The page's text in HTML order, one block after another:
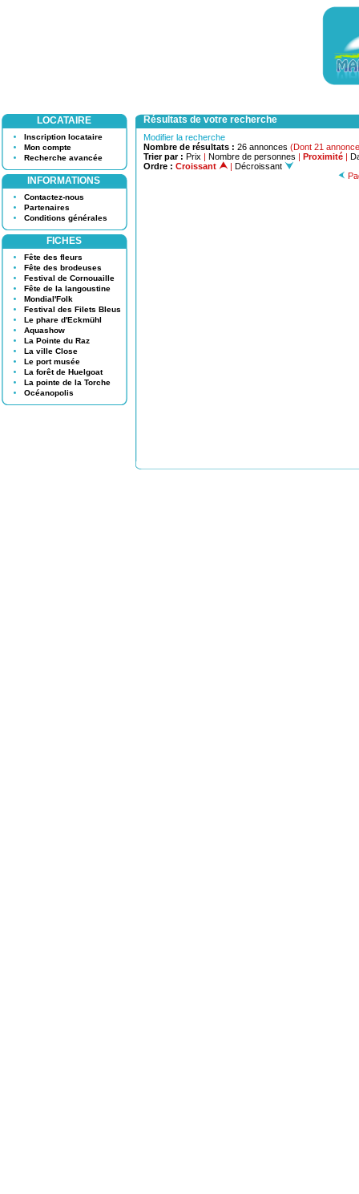
LOCATAIRE
Inscription locataire
Mon compte
Recherche avancée
INFORMATIONS
Contactez-nous
Partenaires
Conditions générales
FICHES
Fête des fleurs
Fête des brodeuses
Festival de Cornouaille
Fête de la langoustine
Mondial'Folk
Festival des Filets Bleus
Le phare d'Eckmühl
Aquashow
La Pointe du Raz
La ville Close
Le port musée
La forêt de Huelgoat
La pointe de la Torche
Océanopolis
Résultats de votre recherche
Modifier la recherche
Nombre de résultats : 26 annonces (Dont 21
Trier par : Prix | Nombre de personnes | Proximité |
Ordre : Croissant | Décroissant